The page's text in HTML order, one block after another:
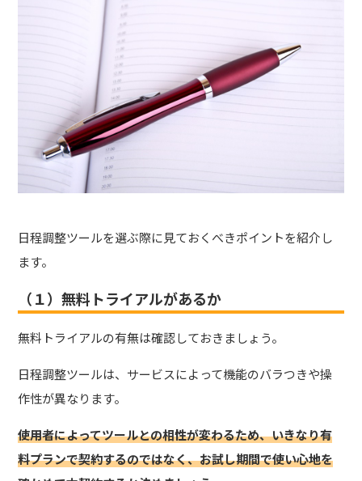
日程調整ツールを選ぶ際に見ておくべきポイントを紹介し
ます。
（１）無料トライアルがあるか
無料トライアルの有無は確認しておきましょう。
日程調整ツールは、サービスによって機能のバラつきや操
作性が異なります。
使用者によってツールとの相性が変わるため、いきなり有
料プランで契約するのではなく、お試し期間で使い心地を